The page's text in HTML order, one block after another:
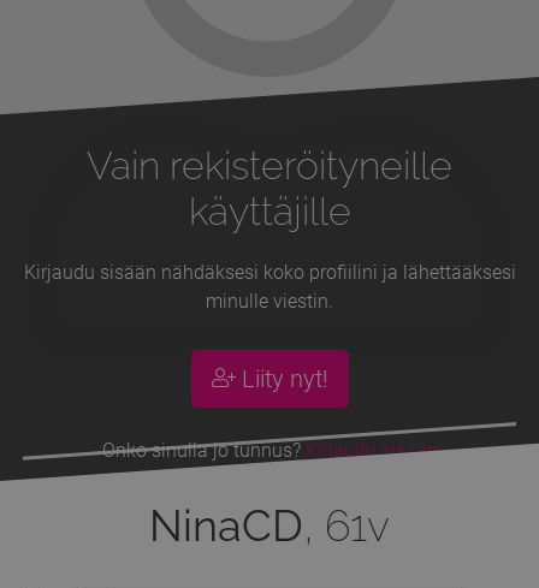
Vain rekisteröityneille
käyttäjille
Kirjaudu sisään nähdäksesi koko profiilini ja lähettääksesi
minulle viestin.
Liity nyt!
Onko sinulla jo tunnus? Kirjaudu sisään
NinaCD, 61v